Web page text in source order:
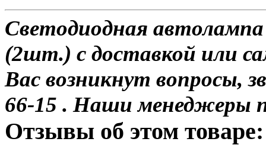
Светодиодная
(2шт.) с доставкой или
Вас возникнут вопросы,
66-15 . Наши менеджеры
Отзывы об этом товаре: